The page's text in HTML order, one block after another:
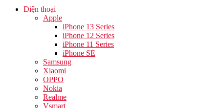
Điện thoại
Apple
iPhone 13 Series
iPhone 12 Series
iPhone 11 Series
iPhone SE
Samsung
Xiaomi
OPPO
Nokia
Realme
Vsmart